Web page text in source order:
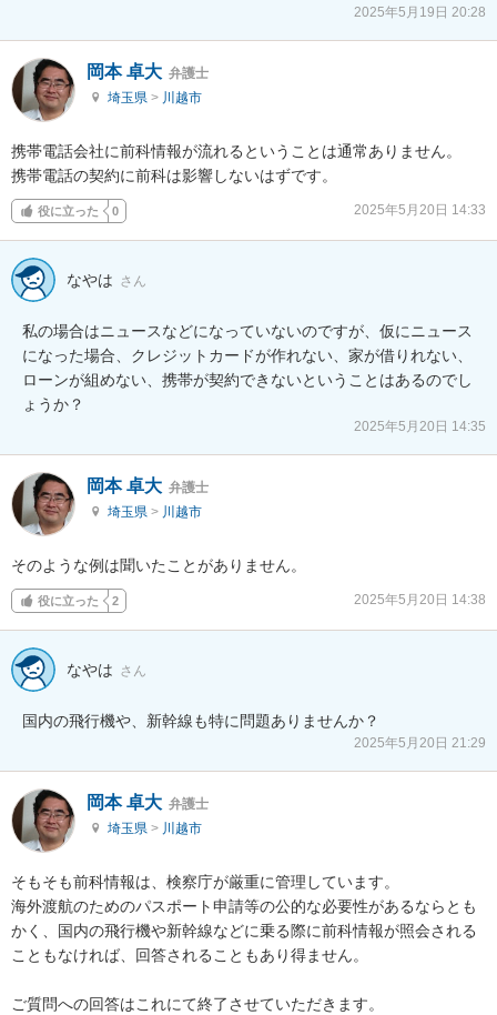
2025年5月19日 20:28
岡本 卓大 弁護士
埼玉県 > 川越市
携帯電話会社に前科情報が流れるということは通常ありません。
携帯電話の契約に前科は影響しないはずです。
役に立った 0 2025年5月20日 14:33
なやは さん
私の場合はニュースなどになっていないのですが、仮にニュース
になった場合、クレジットカードが作れない、家が借りれない、
ローンが組めない、携帯が契約できないということはあるのでし
ょうか？
2025年5月20日 14:35
岡本 卓大 弁護士
埼玉県 > 川越市
そのような例は聞いたことがありません。
役に立った 2 2025年5月20日 14:38
なやは さん
国内の飛行機や、新幹線も特に問題ありませんか？
2025年5月20日 21:29
岡本 卓大 弁護士
埼玉県 > 川越市
そもそも前科情報は、検察庁が厳重に管理しています。
海外渡航のためのパスポート申請等の公的な必要性があるならとも
かく、国内の飛行機や新幹線などに乗る際に前科情報が照会される
こともなければ、回答されることもあり得ません。
ご質問への回答はこれにて終了させていただきます。